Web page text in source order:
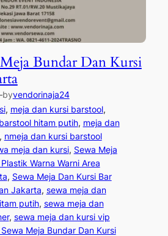
Bundar Dan Kursi
byvendorinaja24
, meja dan kursi barstool
hitam putih, meja dan
nmeja dan kursi barstool
meja dan kursi, Sewa Meja
Warna Warni Area
, Sewa Meja Dan Kursi Bar
Jakarta, sewa meja dan
putih, sewa meja dan
, sewa meja dan kursi vip
Meja Bundar Dan Kursi